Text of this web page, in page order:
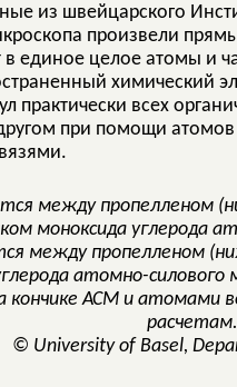
из швейцарского
произвели
единое целое атомы и
химический
практически всех
при помощи
между пропелленом
атомно-
кончике АСМ и атомами
расчетам.
© University of Basel,